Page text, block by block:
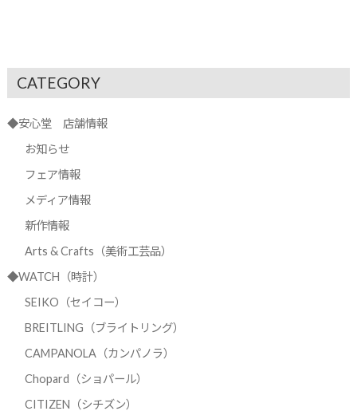
CATEGORY
◆安心堂 店舗情報
お知らせ
フェア情報
メディア情報
新作情報
Arts & Crafts（美術工芸品）
◆WATCH（時計）
SEIKO（セイコー）
BREITLING（ブライトリング）
CAMPANOLA（カンパノラ）
Chopard（ショパール）
CITIZEN（シチズン）